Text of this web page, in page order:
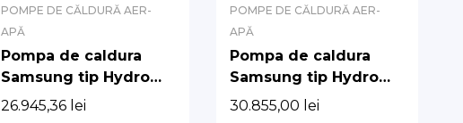
POMPE DE CĂLDURĂ AER-
APĂ
Pompa de caldura
Samsung tip Hydro
Unit Split monofazata
26.945,36 lei
POMPE DE CĂLDURĂ AER-
APĂ
Pompa de caldura
Samsung tip Hydro
Unit Split monofazata
30.855,00 lei